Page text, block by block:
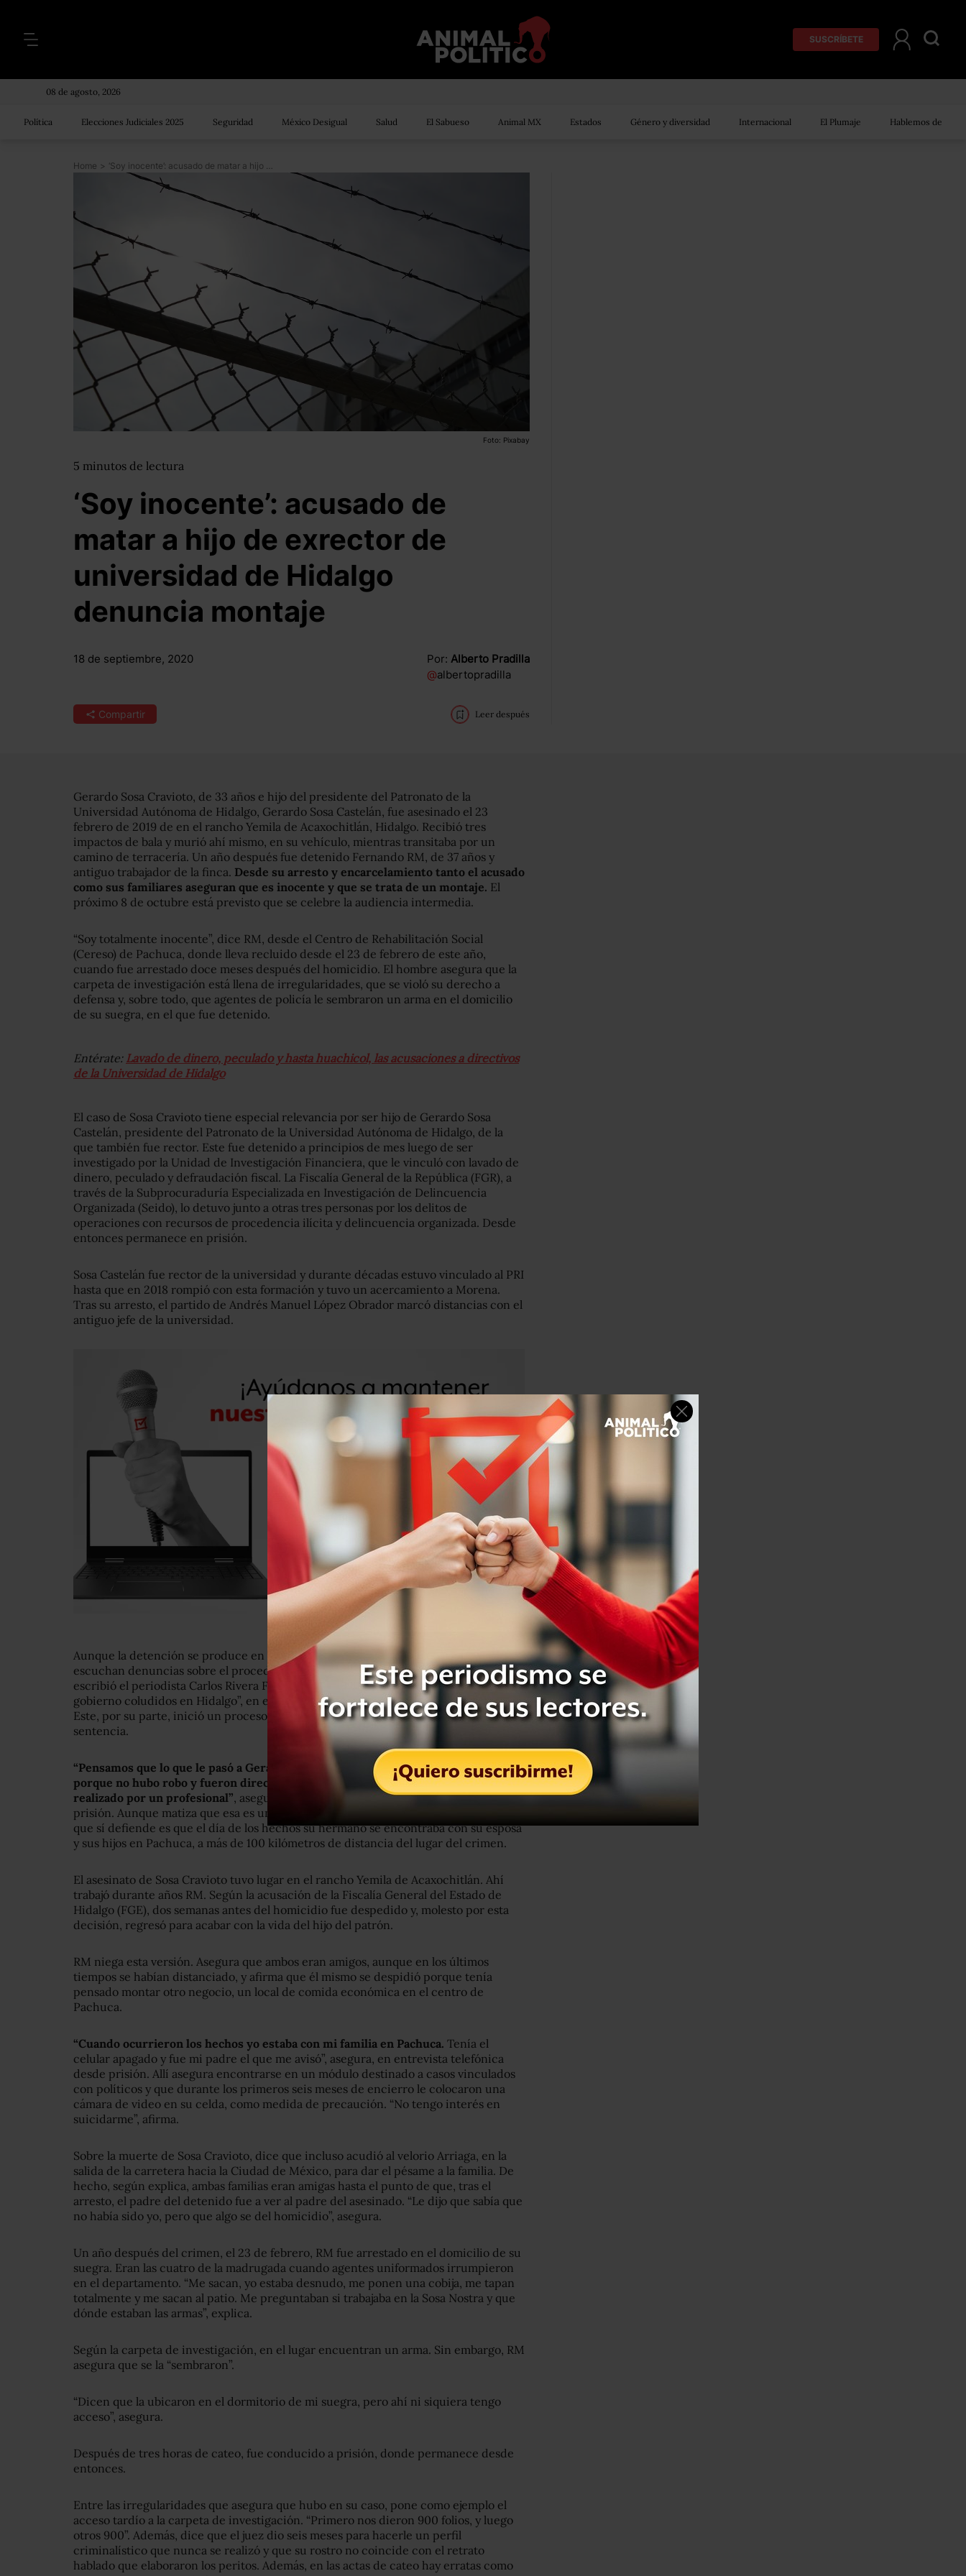
SUSCRÍBETE
08 de agosto, 2026
Política Elecciones Judiciales 2025 Seguridad México Desigual Salud El Sabueso Animal MX Estados Género y diversidad Internacional El Plumaje Hablemos de
Home > ‘Soy inocente’: acusado de matar a hijo de exrector de universidad de Hidalgo denuncia montaje
Foto: Pixabay
5 minutos de lectura
‘Soy inocente’: acusado de
matar a hijo de exrector de
universidad de Hidalgo
denuncia montaje
18 de septiembre, 2020 Por: Alberto Pradilla
@albertopradilla
Compartir Leer después
Gerardo Sosa Cravioto, de 33 años e hijo del presidente del Patronato de la
Universidad Autónoma de Hidalgo, Gerardo Sosa Castelán, fue asesinado el 23
febrero de 2019 de en el rancho Yemila de Acaxochitlán, Hidalgo. Recibió tres
impactos de bala y murió ahí mismo, en su vehículo, mientras transitaba por un
camino de terracería. Un año después fue detenido Fernando RM, de 37 años y
antiguo trabajador de la finca. Desde su arresto y encarcelamiento tanto el acusado
como sus familiares aseguran que es inocente y que se trata de un montaje. El
próximo 8 de octubre está previsto que se celebre la audiencia intermedia.
“Soy totalmente inocente”, dice RM, desde el Centro de Rehabilitación Social
(Cereso) de Pachuca, donde lleva recluido desde el 23 de febrero de este año,
cuando fue arrestado doce meses después del homicidio. El hombre asegura que la
carpeta de investigación está llena de irregularidades, que se violó su derecho a
defensa y, sobre todo, que agentes de policía le sembraron un arma en el domicilio
de su suegra, en el que fue detenido.
Entérate: Lavado de dinero, peculado y hasta huachicol, las acusaciones a directivos
de la Universidad de Hidalgo
El caso de Sosa Cravioto tiene especial relevancia por ser hijo de Gerardo Sosa
Castelán, presidente del Patronato de la Universidad Autónoma de Hidalgo, de la
que también fue rector. Este fue detenido a principios de mes luego de ser
investigado por la Unidad de Investigación Financiera, que le vinculó con lavado de
dinero, peculado y defraudación fiscal. La Fiscalía General de la República (FGR), a
través de la Subprocuraduría Especializada en Investigación de Delincuencia
Organizada (Seido), lo detuvo junto a otras tres personas por los delitos de
operaciones con recursos de procedencia ilícita y delincuencia organizada. Desde
entonces permanece en prisión.
Sosa Castelán fue rector de la universidad y durante décadas estuvo vinculado al PRI
hasta que en 2018 rompió con esta formación y tuvo un acercamiento a Morena.
Tras su arresto, el partido de Andrés Manuel López Obrador marcó distancias con el
antiguo jefe de la universidad.
Aunque la detención se produce en 2020, desde hace al menos 15 años que se
escuchan denuncias sobre el proceder de Sosa Castelán. De hecho, en 2004
escribió el periodista Carlos Rivera Flores el libro “La Sosa nostra: porrismo y
gobierno coludidos en Hidalgo”, en el que denunciaba la figura del antiguo rector.
Este, por su parte, inició un proceso en contra del autor que todavía no tiene
sentencia.
“Pensamos que lo que le pasó a Gerardo fue definitivamente una ejecución,
porque no hubo robo y fueron directamente sobre él. Todo indica que fue
realizado por un profesional”, asegura Erick RM, hermano del acusado que sigue en
prisión. Aunque matiza que esa es una opinión, ya que no pueden demostrarlo. Lo
que sí defiende es que el día de los hechos su hermano se encontraba con su esposa
y sus hijos en Pachuca, a más de 100 kilómetros de distancia del lugar del crimen.
El asesinato de Sosa Cravioto tuvo lugar en el rancho Yemila de Acaxochitlán. Ahí
trabajó durante años RM. Según la acusación de la Fiscalía General del Estado de
Hidalgo (FGE), dos semanas antes del homicidio fue despedido y, molesto por esta
decisión, regresó para acabar con la vida del hijo del patrón.
RM niega esta versión. Asegura que ambos eran amigos, aunque en los últimos
tiempos se habían distanciado, y afirma que él mismo se despidió porque tenía
pensado montar otro negocio, un local de comida económica en el centro de
Pachuca.
“Cuando ocurrieron los hechos yo estaba con mi familia en Pachuca. Tenía el
celular apagado y fue mi padre el que me avisó”, asegura, en entrevista telefónica
desde prisión. Allí asegura encontrarse en un módulo destinado a casos vinculados
con políticos y que durante los primeros seis meses de encierro le colocaron una
cámara de video en su celda, como medida de precaución. “No tengo interés en
suicidarme”, afirma.
Sobre la muerte de Sosa Cravioto, dice que incluso acudió al velorio Arriaga, en la
salida de la carretera hacia la Ciudad de México, para dar el pésame a la familia. De
hecho, según explica, ambas familias eran amigas hasta el punto de que, tras el
arresto, el padre del detenido fue a ver al padre del asesinado. “Le dijo que sabía que
no había sido yo, pero que algo se del homicidio”, asegura.
Un año después del crimen, el 23 de febrero, RM fue arrestado en el domicilio de su
suegra. Eran las cuatro de la madrugada cuando agentes uniformados irrumpieron
en el departamento. “Me sacan, yo estaba desnudo, me ponen una cobija, me tapan
totalmente y me sacan al patio. Me preguntaban si trabajaba en la Sosa Nostra y que
dónde estaban las armas”, explica.
Según la carpeta de investigación, en el lugar encuentran un arma. Sin embargo, RM
asegura que se la “sembraron”.
“Dicen que la ubicaron en el dormitorio de mi suegra, pero ahí ni siquiera tengo
acceso”, asegura.
Después de tres horas de cateo, fue conducido a prisión, donde permanece desde
entonces.
Entre las irregularidades que asegura que hubo en su caso, pone como ejemplo el
acceso tardío a la carpeta de investigación. “Primero nos dieron 900 folios, y luego
otros 900”. Además, dice que el juez dio seis meses para hacerle un perfil
criminalístico que nunca se realizó y que su rostro no coincide con el retrato
hablado que elaboraron los peritos. Además, en las actas de cateo hay erratas como